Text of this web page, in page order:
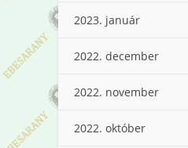
2023. január
2022. december
2022. november
2022. október